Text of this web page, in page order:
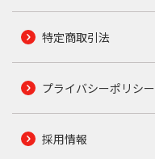
特定商取引法
プライバシーポリシー
採用情報